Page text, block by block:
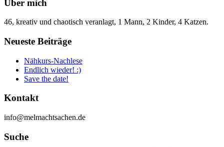
Über mich
46, kreativ und chaotisch veranlagt, 1 Mann, 2 Kinder, 4 Katzen.
Neueste Beiträge
Nähkurs-Nachlese
Endlich wieder! :)
Save the date!
Kontakt
info@melmachtsachen.de
Suche